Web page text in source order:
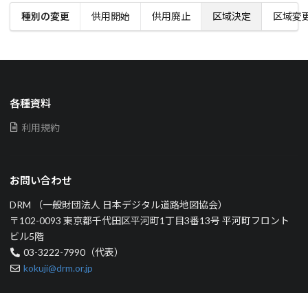
種別の変更 供用開始 供用廃止 区域決定 区域変
各種資料
利用規約
お問い合わせ
DRM （一般財団法人 日本デジタル道路地図協会）
〒102-0093 東京都千代田区平河町1丁目3番13号 平河町フロント
ビル5階
03-3222-7990（代表）
kokuji@drm.or.jp